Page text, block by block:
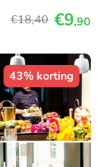
€18,40 €9,90
43% korting